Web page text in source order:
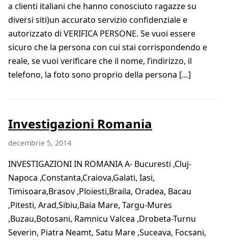
a clienti italiani che hanno conosciuto ragazze su
diversi siti)un accurato servizio confidenziale e
autorizzato di VERIFICA PERSONE. Se vuoi essere
sicuro che la persona con cui stai corrispondendo e
reale, se vuoi verificare che il nome, l’indirizzo, il
telefono, la foto sono proprio della persona […]
Investigazioni Romania
decembrie 5, 2014
INVESTIGAZIONI IN ROMANIA A- Bucuresti ,Cluj-
Napoca ,Constanta,Craiova,Galati, Iasi,
Timisoara,Brasov ,Ploiesti,Braila, Oradea, Bacau
,Pitesti, Arad,Sibiu,Baia Mare, Targu-Mures
,Buzau,Botosani, Ramnicu Valcea ,Drobeta-Turnu
Severin, Piatra Neamt, Satu Mare ,Suceava, Focsani,